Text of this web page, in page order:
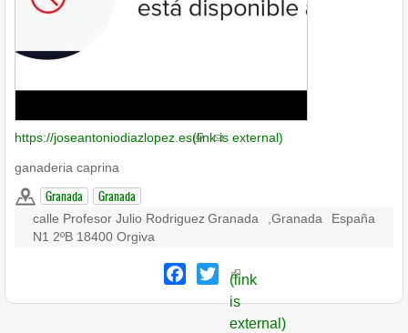
https://joseantoniodiazlopez.es(link is external)
ganaderia caprina
Granada Granada
calle Profesor Julio Rodriguez
N1 2ºB 18400 Orgiva
Granada Granada España
Facebook
Twitter
(link
is
external)